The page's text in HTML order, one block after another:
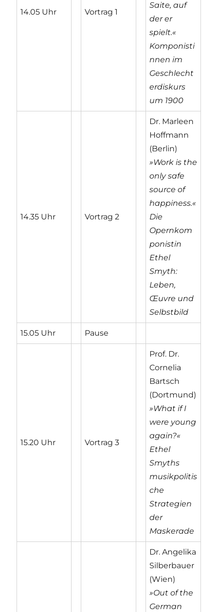
14.05 Uhr Vortrag 1
Saite, auf
der er
spielt.«
Komponisti
nnen im
Geschlecht
erdiskurs
um 1900
14.35 Uhr Vortrag 2
Dr. Marleen
Hoffmann
(Berlin)
»Work is the
only safe
source of
happiness.«
Die
Opernkom
ponistin
Ethel
Smyth:
Leben,
Œuvre und
Selbstbild
15.05 Uhr Pause
15.20 Uhr Vortrag 3
Prof. Dr.
Cornelia
Bartsch
(Dortmund)
»What if I
were young
again?«
Ethel
Smyths
musikpolitis
che
Strategien
der
Maskerade
Dr. Angelika
Silberbauer
(Wien)
»Out of the
German